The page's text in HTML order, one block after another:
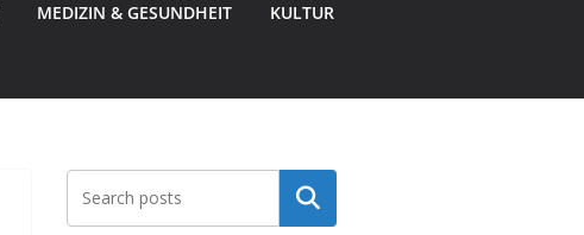
MEDIZIN & GESUNDHEIT KULTUR
Suchen